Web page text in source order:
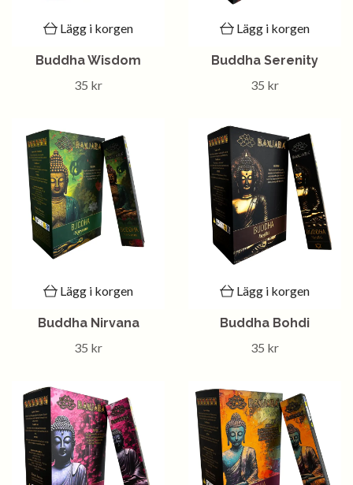
Lägg i korgen
Buddha Wisdom
35 kr
Lägg i korgen
Buddha Serenity
35 kr
Lägg i korgen
Buddha Nirvana
35 kr
Lägg i korgen
Buddha Bohdi
35 kr